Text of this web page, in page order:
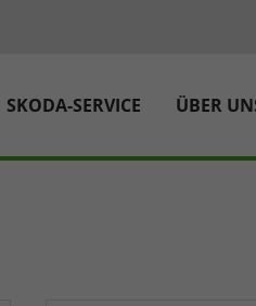
SKODA-SERVICE ÜBER